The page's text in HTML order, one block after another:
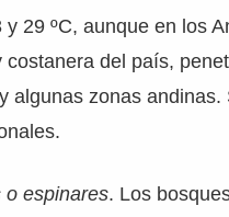
29 ºC, aunque en los
del país,
algunas zonas
o espinares. Los